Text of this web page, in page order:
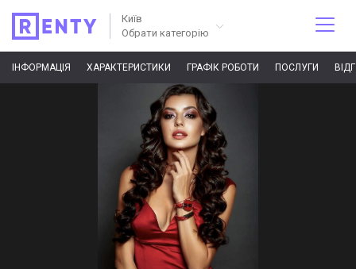
Київ
Обрати категорію
ІНФОРМАЦІЯ ХАРАКТЕРИСТИКИ ГРАФІК РОБОТИ ПОСЛУГИ